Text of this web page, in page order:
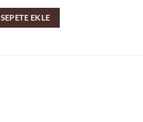
SEPETE EKLE